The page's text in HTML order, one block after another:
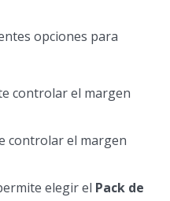
opciones para
controlar el margen
controlar el margen
elegir el Pack de